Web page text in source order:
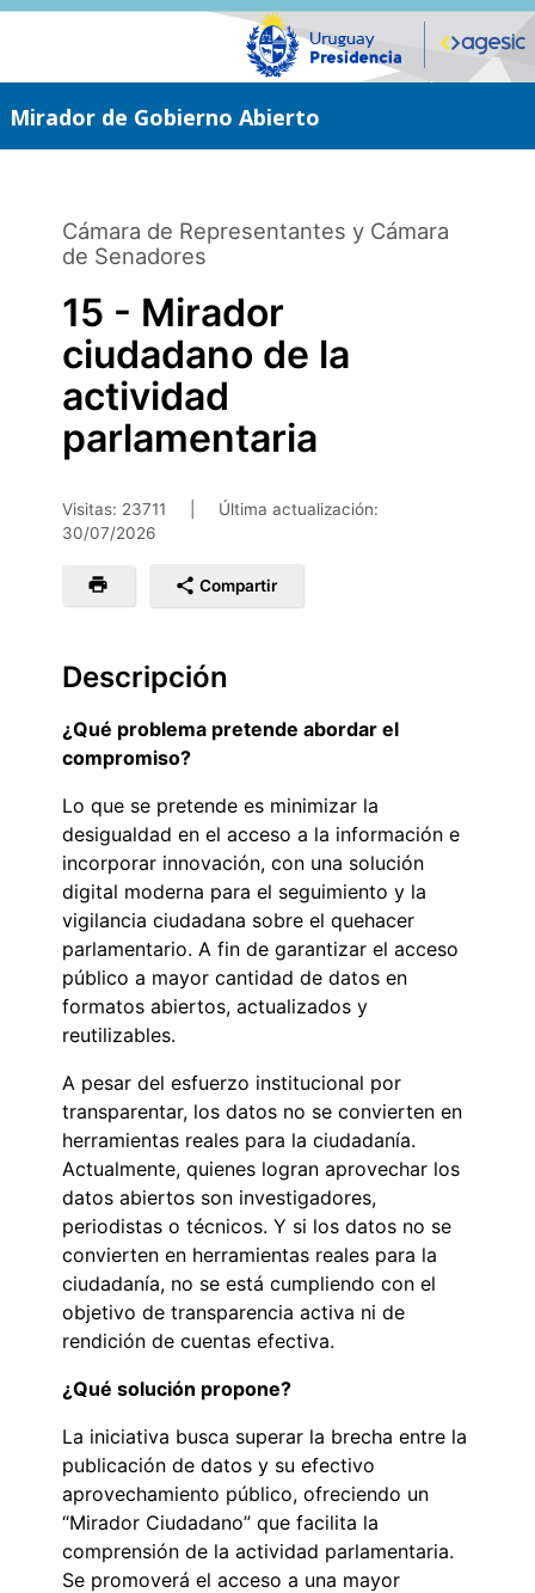
Saltar
Mirador de Gobierno Abierto
Cámara de Representantes y Cámara
de Senadores
15 - Mirador
ciudadano de la
actividad
parlamentaria
Visitas: 23711
Última actualización:
30/07/2026
Compartir
Descripción
¿Qué problema pretende abordar el
compromiso?
Lo que se pretende es minimizar la
desigualdad en el acceso a la información e
incorporar innovación, con una solución
digital moderna para el seguimiento y la
vigilancia ciudadana sobre el quehacer
parlamentario. A fin de garantizar el acceso
público a mayor cantidad de datos en
formatos abiertos, actualizados y
reutilizables.
A pesar del esfuerzo institucional por
transparentar, los datos no se convierten en
herramientas reales para la ciudadanía.
Actualmente, quienes logran aprovechar los
datos abiertos son investigadores,
periodistas o técnicos. Y si los datos no se
convierten en herramientas reales para la
ciudadanía, no se está cumpliendo con el
objetivo de transparencia activa ni de
rendición de cuentas efectiva.
¿Qué solución propone?
La iniciativa busca superar la brecha entre la
publicación de datos y su efectivo
aprovechamiento público, ofreciendo un
“Mirador Ciudadano” que facilita la
comprensión de la actividad parlamentaria.
Se promoverá el acceso a una mayor